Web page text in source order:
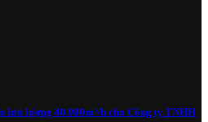
lưu lượng 40.000m³/h cho Công ty TNHH